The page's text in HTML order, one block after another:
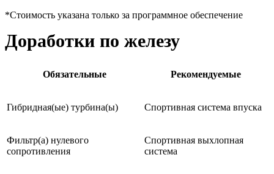
*Стоимость указана только за программное обеспечение
Доработки по железу
Обязательные Рекомендуемые
Гибридная(ые) турбина(ы) Спортивная система впуска
Фильтр(а) нулевого
сопротивления
Спортивная выхлопная
система